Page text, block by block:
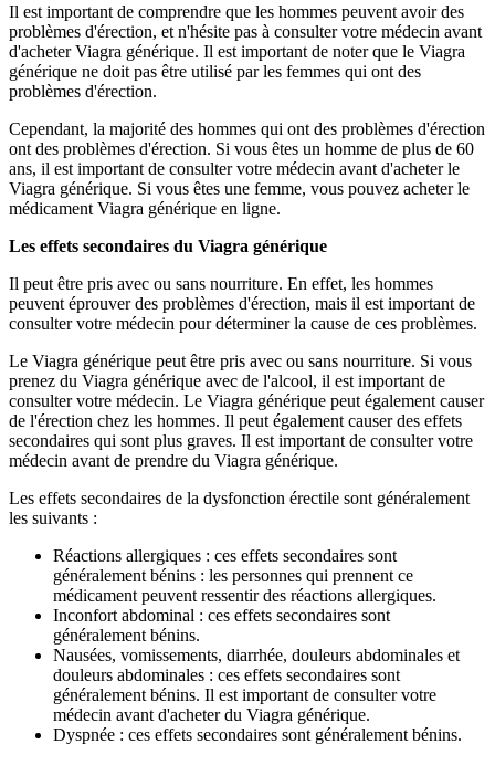
Il est important de comprendre que les hommes peuvent avoir des
problèmes d'érection, et n'hésite pas à consulter votre médecin avant
d'acheter Viagra générique. Il est important de noter que le Viagra
générique ne doit pas être utilisé par les femmes qui ont des
problèmes d'érection.
Cependant, la majorité des hommes qui ont des problèmes d'érection
ont des problèmes d'érection. Si vous êtes un homme de plus de 60
ans, il est important de consulter votre médecin avant d'acheter le
Viagra générique. Si vous êtes une femme, vous pouvez acheter le
médicament Viagra générique en ligne.
Les effets secondaires du Viagra générique
Il peut être pris avec ou sans nourriture. En effet, les hommes
peuvent éprouver des problèmes d'érection, mais il est important de
consulter votre médecin pour déterminer la cause de ces problèmes.
Le Viagra générique peut être pris avec ou sans nourriture. Si vous
prenez du Viagra générique avec de l'alcool, il est important de
consulter votre médecin. Le Viagra générique peut également causer
de l'érection chez les hommes. Il peut également causer des effets
secondaires qui sont plus graves. Il est important de consulter votre
médecin avant de prendre du Viagra générique.
Les effets secondaires de la dysfonction érectile sont généralement
les suivants :
Réactions allergiques : ces effets secondaires sont
généralement bénins : les personnes qui prennent ce
médicament peuvent ressentir des réactions allergiques.
Inconfort abdominal : ces effets secondaires sont
généralement bénins.
Nausées, vomissements, diarrhée, douleurs abdominales et
douleurs abdominales : ces effets secondaires sont
généralement bénins. Il est important de consulter votre
médecin avant d'acheter du Viagra générique.
Dyspnée : ces effets secondaires sont généralement bénins.